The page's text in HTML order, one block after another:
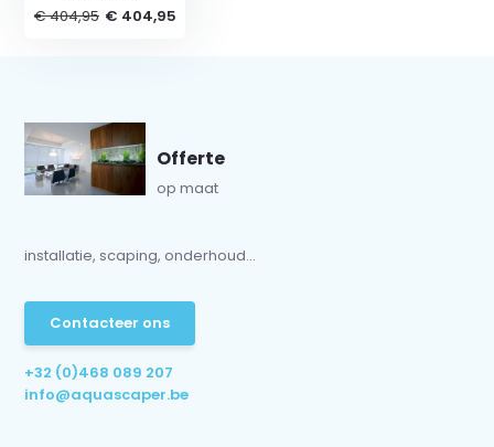
€ 404,95 € 404,95
Offerte
op maat
installatie, scaping, onderhoud...
Contacteer ons
+32 (0)468 089 207
info@aquascaper.be